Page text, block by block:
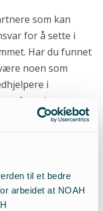
til et bedre
arbeidet at NOAH
som kan
for å sette i
Har du funnet
noen som
i
om
øremerking.
av seg